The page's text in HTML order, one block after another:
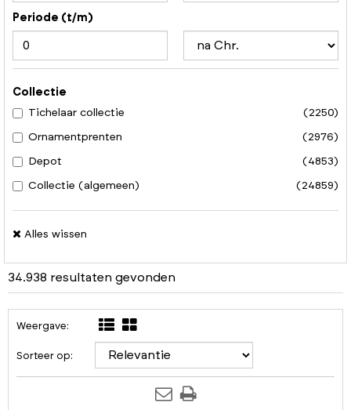
Periode (t/m)
Collectie
Tichelaar collectie
(2250)
Ornamentprenten (2976)
Depot (4853)
Collectie (algemeen) (24859)
Alles wissen
34.938 resultaten gevonden
Weergave:
Sorteer op: